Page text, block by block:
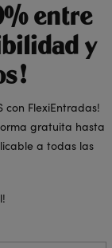
entre
y
con FlexiEntradas!
gratuita hasta
a todas las